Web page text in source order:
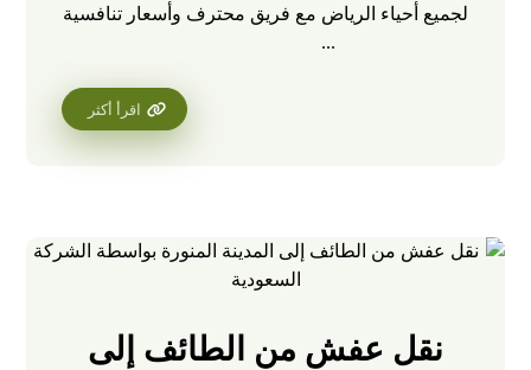
لجميع أحياء الرياض مع فريق محترف وأسعار تنافسية
...
اقرأ أكثر
نقل عفش من الطائف إلى